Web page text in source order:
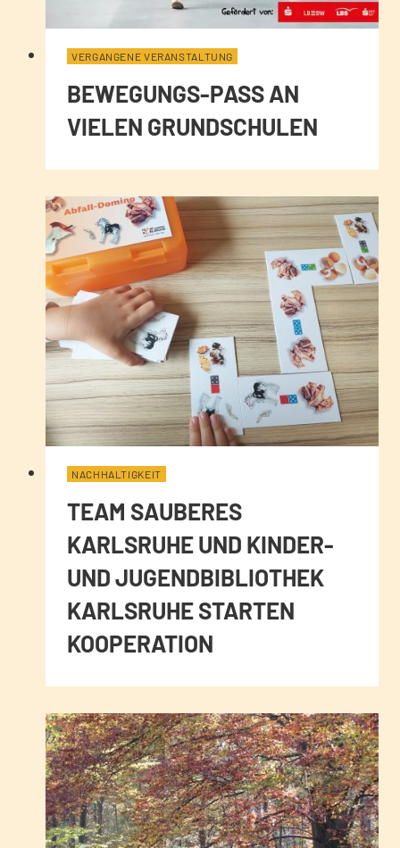
VERGANGENE VERANSTALTUNG
BEWEGUNGS-PASS AN
VIELEN GRUNDSCHULEN
NACHHALTIGKEIT
TEAM SAUBERES
KARLSRUHE UND KINDER-
UND JUGENDBIBLIOTHEK
KARLSRUHE STARTEN
KOOPERATION